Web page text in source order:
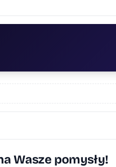
Wasze pomysły!